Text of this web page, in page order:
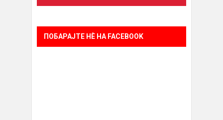
ПОБАРАЈТЕ НÈ НА FACEBOOK